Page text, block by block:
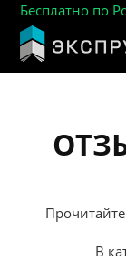
Бесплатно по
В